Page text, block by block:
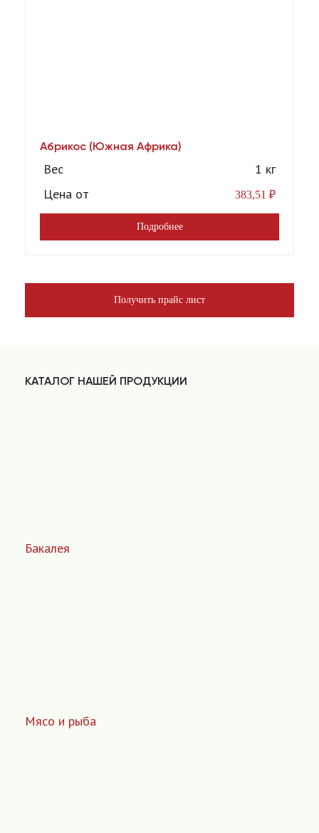
Абрикос (Южная Африка)
Вес
1 кг
Цена от
383,51 ₽
Подробнее
Получить прайс лист
КАТАЛОГ НАШЕЙ ПРОДУКЦИИ
Бакалея
Мясо и рыба